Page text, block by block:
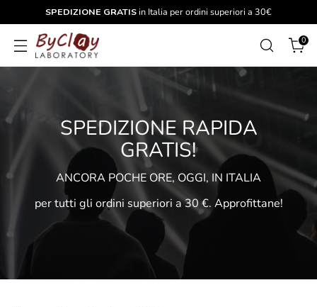
SPEDIZIONE GRATIS in Italia per ordini superiori a 30€
0
SPEDIZIONE RAPIDA
GRATIS!
ANCORA POCHE ORE, OGGI, IN ITALIA
per tutti gli ordini superiori a 30 €. Approfittane!